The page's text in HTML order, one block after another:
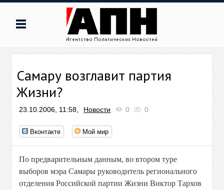
Самару возглавит партия
Жизни?
23.10.2006, 11:58, Новости 0 0
Вконтакте Мой мир
По предварительным данным, во втором туре
выборов мэра Самары руководитель регионального
отделения Российской партии Жизни Виктор Тархов